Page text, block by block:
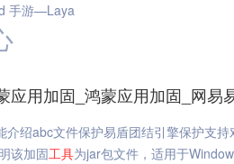
手游—Laya
应用加固_鸿蒙应用加固_网易
介绍abc文件保护易盾团结引擎保护支
该加固工具为jar包文件，适用于